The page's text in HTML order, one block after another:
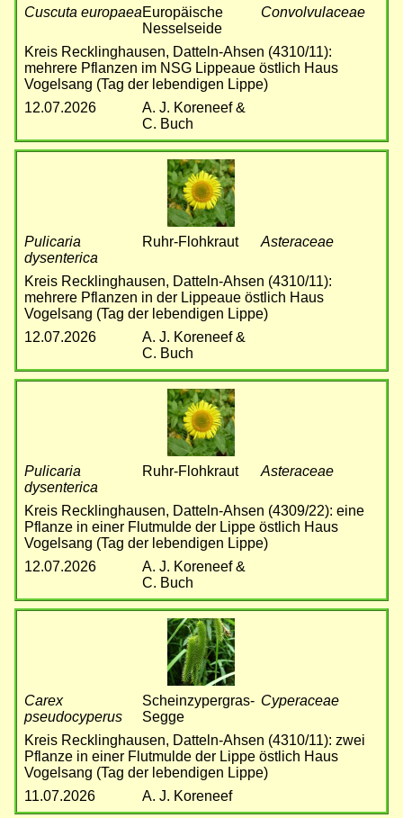
Cuscuta europaeaEuropäische
Nesselseide
Convolvulaceae
Kreis Recklinghausen, Datteln-Ahsen (4310/11):
mehrere Pflanzen im NSG Lippeaue östlich Haus
Vogelsang (Tag der lebendigen Lippe)
12.07.2026
A. J. Koreneef &
C. Buch
Pulicaria
dysenterica
Ruhr-Flohkraut Asteraceae
Kreis Recklinghausen, Datteln-Ahsen (4310/11):
mehrere Pflanzen in der Lippeaue östlich Haus
Vogelsang (Tag der lebendigen Lippe)
12.07.2026
A. J. Koreneef &
C. Buch
Pulicaria
dysenterica
Ruhr-Flohkraut Asteraceae
Kreis Recklinghausen, Datteln-Ahsen (4309/22): eine
Pflanze in einer Flutmulde der Lippe östlich Haus
Vogelsang (Tag der lebendigen Lippe)
12.07.2026
A. J. Koreneef &
C. Buch
Carex
pseudocyperus
Scheinzypergras-
Segge
Cyperaceae
Kreis Recklinghausen, Datteln-Ahsen (4310/11): zwei
Pflanze in einer Flutmulde der Lippe östlich Haus
Vogelsang (Tag der lebendigen Lippe)
11.07.2026
A. J. Koreneef